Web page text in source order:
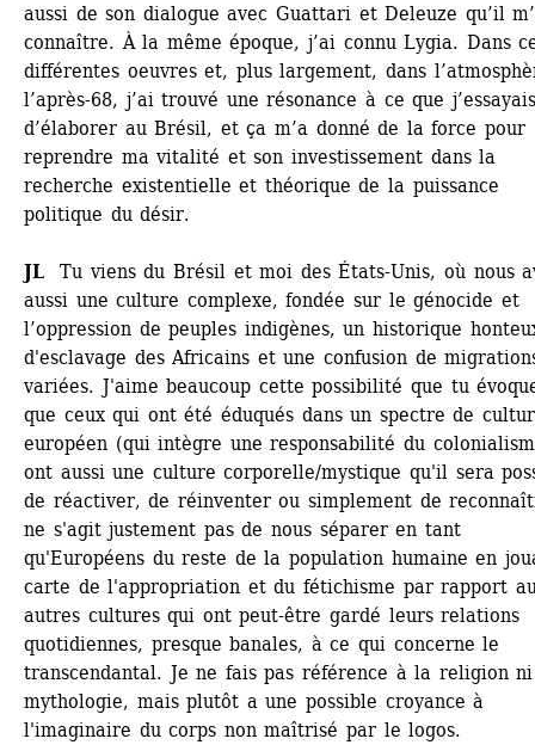
aussi de son dialogue avec Guattari et Deleuze qu’il
connaître. À la même époque, j’ai connu Lygia. Dans
différentes oeuvres et, plus largement, dans
l’après-68, j’ai trouvé une résonance à ce que j’essayais
d’élaborer au Brésil, et ça m’a donné de la force pour
reprendre ma vitalité et son investissement dans la
recherche existentielle et théorique de la puissance
politique du désir.
JL Tu viens du Brésil et moi des États-Unis, où nous
aussi une culture complexe, fondée sur le génocide et
l’oppression de peuples indigènes, un historique
d'esclavage des Africains et une confusion de
variées. J'aime beaucoup cette possibilité que tu
que ceux qui ont été éduqués dans un spectre de
européen (qui intègre une responsabilité du
ont aussi une culture corporelle/mystique qu'il sera
de réactiver, de réinventer ou simplement de
ne s'agit justement pas de nous séparer en tant
qu'Européens du reste de la population humaine en
carte de l'appropriation et du fétichisme par rapport
autres cultures qui ont peut-être gardé leurs relations
quotidiennes, presque banales, à ce qui concerne le
transcendantal. Je ne fais pas référence à la religion
mythologie, mais plutôt a une possible croyance à
l'imaginaire du corps non maîtrisé par le logos.